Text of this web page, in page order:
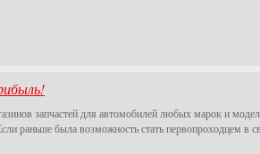
запчастей для автомобилей любых марок и
раньше была возможность стать первопроходцем в